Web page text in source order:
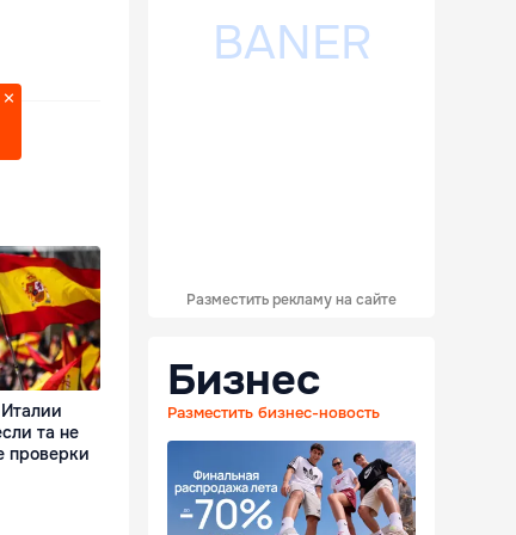
та не
проверки
Разместить рекламу на сайте
Бизнес
Разместить бизнес-новость